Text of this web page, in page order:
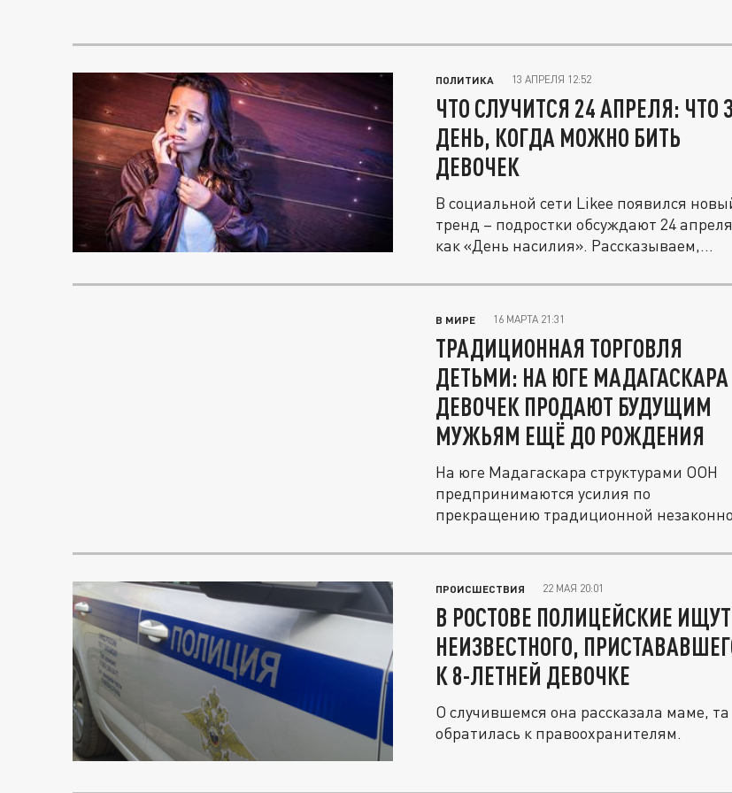
ПОЛИТИКА 13 АПРЕЛЯ 12:52
ЧТО СЛУЧИТСЯ 24 АПРЕЛЯ: ЧТО
ДЕНЬ, КОГДА МОЖНО БИТЬ
ДЕВОЧЕК
В социальной сети Likee появился
тренд – подростки обсуждают 24 апреля
как «День насилия». Рассказываем,...
В МИРЕ 16 МАРТА 21:31
ТРАДИЦИОННАЯ ТОРГОВЛЯ
ДЕТЬМИ: НА ЮГЕ МАДАГАСКАРА
ДЕВОЧЕК ПРОДАЮТ БУДУЩИМ
МУЖЬЯМ ЕЩЁ ДО РОЖДЕНИЯ
На юге Мадагаскара структурами ООН
предпринимаются усилия по
прекращению традиционной
ПРОИСШЕСТВИЯ 22 МАЯ 20:01
В РОСТОВЕ ПОЛИЦЕЙСКИЕ ИЩУТ
НЕИЗВЕСТНОГО,
К 8-ЛЕТНЕЙ ДЕВОЧКЕ
О случившемся она рассказала маме, та
обратилась к правоохранителям.